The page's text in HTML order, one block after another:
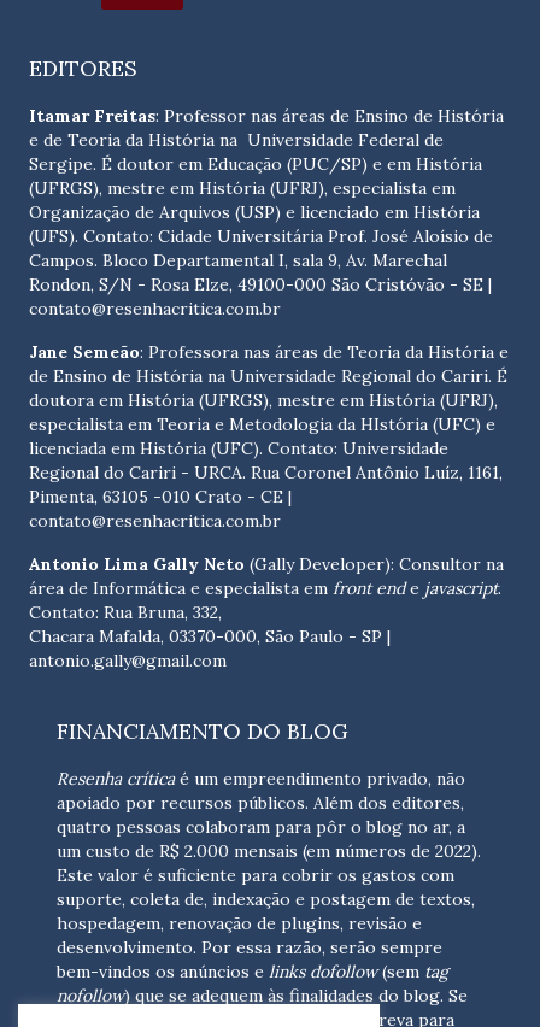
EDITORES
Itamar Freitas: Professor nas áreas de Ensino de História
e de Teoria da História na Universidade Federal de
Sergipe. É doutor em Educação (PUC/SP) e em História
(UFRGS), mestre em História (UFRJ), especialista em
Organização de Arquivos (USP) e licenciado em História
(UFS). Contato: Cidade Universitária Prof. José Aloísio de
Campos. Bloco Departamental I, sala 9, Av. Marechal
Rondon, S/N - Rosa Elze, 49100-000 São Cristóvão - SE |
contato@resenhacritica.com.br
Jane Semeão: Professora nas áreas de Teoria da História e
de Ensino de História na Universidade Regional do Cariri. É
doutora em História (UFRGS), mestre em História (UFRJ),
especialista em Teoria e Metodologia da HIstória (UFC) e
licenciada em História (UFC). Contato: Universidade
Regional do Cariri - URCA. Rua Coronel Antônio Luíz, 1161,
Pimenta, 63105 -010 Crato - CE |
contato@resenhacritica.com.br
Antonio Lima Gally Neto (Gally Developer): Consultor na
área de Informática e especialista em front ende javascript.
Contato: Rua Bruna, 332,
Chacara Mafalda, 03370-000, São Paulo - SP |
antonio.gally@gmail.com
FINANCIAMENTO DO BLOG
Resenha críticaé um empreendimento privado, não
apoiado por recursos públicos. Além dos editores,
quatro pessoas colaboram para pôr o blog no ar, a
um custo de R$ 2.000 mensais (em números de 2022).
Este valor é suficiente para cobrir os gastos com
suporte, coleta de, indexação e postagem de textos,
hospedagem, renovação de plugins, revisão e
desenvolvimento. Por essa razão, serão sempre
bem-vindos os anúncios e links dofollow(sem tag
nofollow) que se adequem às finalidades do blog. Se
escreva para